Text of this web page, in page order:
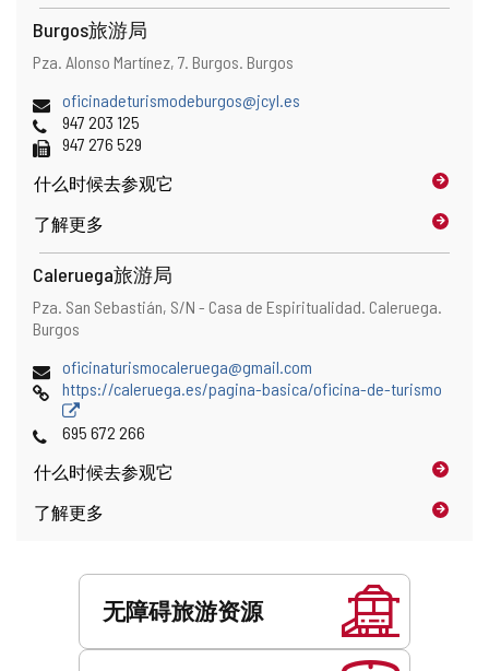
Burgos旅游局
地
邮
地
址
Pza. Alonso Martínez, 7. Burgos. Burgos
电
子
邮
件
地
oficinadeturismodeburgos@jcyl.es
电
话
947 203 125
传
真
947 276 529
什么时候去参观它
了解更多
Caleruega旅游局
地
址
邮
寄
址
Pza. San Sebastián, S/N - Casa de Espiritualidad. Caleruega.
Burgos
电
子
件
址
oficinaturismocaleruega@gmail.com
网
https://caleruega.es/pagina-basica/oficina-de-turismo
电
695 672 266
什么时候去参观它
了解更多
无障碍旅游资源